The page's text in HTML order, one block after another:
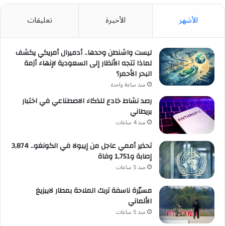
الأشهر الأخيرة تعليقات
ليست واشنطن وحدها.. أدميرال أمريكي يكشف
لماذا تتجه الأنظار إلى السعودية لإنهاء أزمة
البحر الأحمر؟
منذ ساعة واحدة
رصد نشاط خادع للذكاء الاصطناعي في اختبار
بريطاني
منذ 4 ساعات
تحذير أممي عاجل من إيبولا في الكونغو.. 3,874
إصابة و1,751 وفاة
منذ 5 ساعات
مسيّرة ناسفة تربك الملاحة بمطار لايبزيغ
الألماني
منذ 5 ساعات